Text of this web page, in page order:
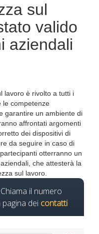
sul
valido
aziendali
lavoro è rivolto a tutti i
le competenze
garantire un ambiente di
affrontati argomenti
dei dispositivi di
da seguire in caso di
otterranno un
che attesterà la
sul lavoro.
il numero
dei contatti